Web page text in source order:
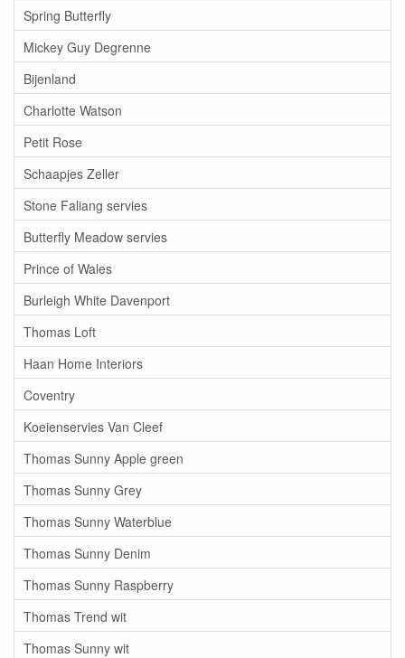
Spring Butterfly
Mickey Guy Degrenne
Bijenland
Charlotte Watson
Petit Rose
Schaapjes Zeller
Stone Faliang servies
Butterfly Meadow servies
Prince of Wales
Burleigh White Davenport
Thomas Loft
Haan Home Interiors
Coventry
Koeienservies Van Cleef
Thomas Sunny Apple green
Thomas Sunny Grey
Thomas Sunny Waterblue
Thomas Sunny Denim
Thomas Sunny Raspberry
Thomas Trend wit
Thomas Sunny wit